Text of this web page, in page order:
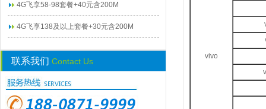
4G飞享58-98套餐+40元含200M
4G飞享138及以上套餐+30元含200M
联系我们 Contact Us
vivo